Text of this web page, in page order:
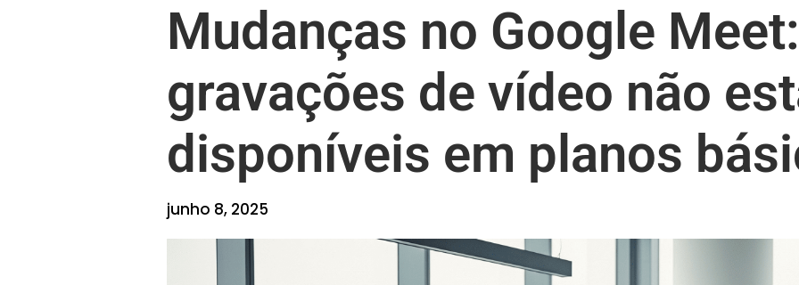
Mudanças no Google Meet:
gravações de vídeo não
disponíveis em planos
junho 8, 2025